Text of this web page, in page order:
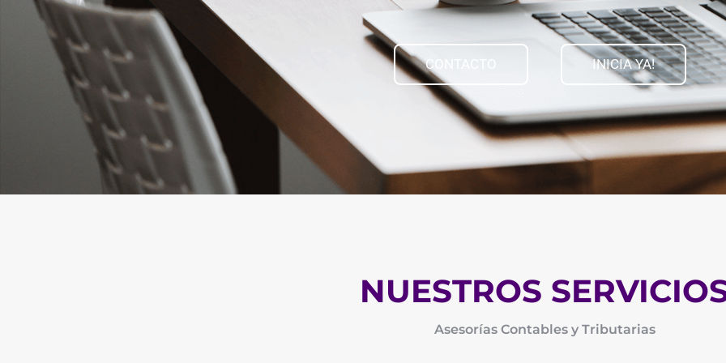
CONTACTO INICIA YA!
NUESTROS
Asesorías Contables y Tributarias